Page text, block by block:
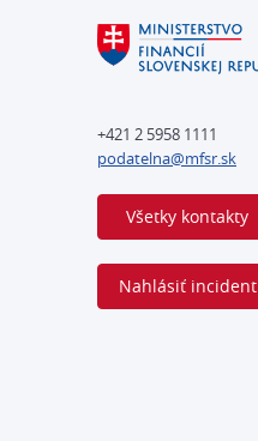
+421 2 5958 1111
podatelna@mfsr.sk
Všetky kontakty
Nahlásiť incident